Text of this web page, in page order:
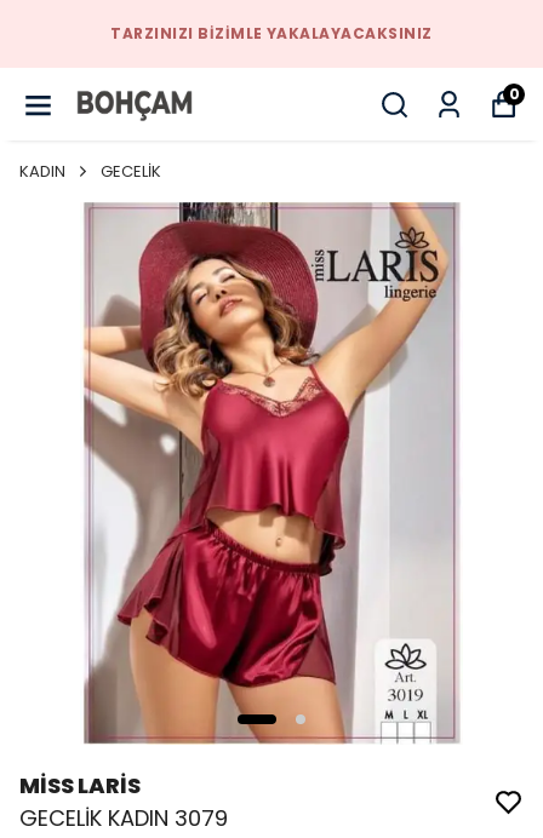
TARZINIZI BIZIMLE YAKALAYACAKSINIZ
0
KADIN GECELİK
MİSS LARİS
GECELİK KADIN 3079